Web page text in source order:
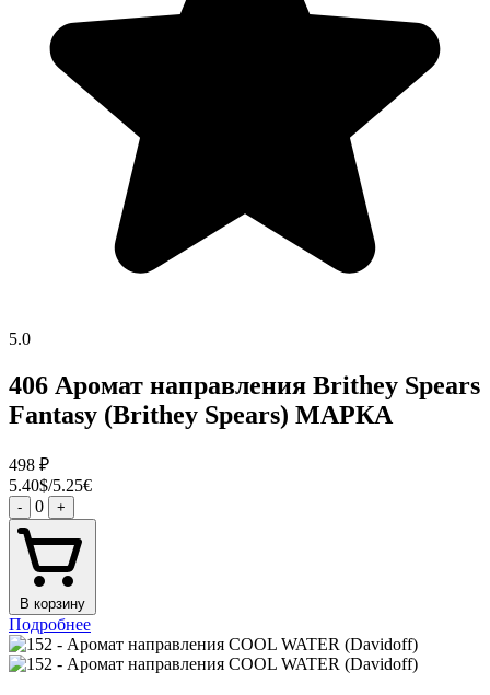
5.0
406 Аромат направления Brithey Spears
Fantasy (Brithey Spears) МАРКА
498 ₽
5.40$/5.25€
- 0 +
В корзину
Подробнее